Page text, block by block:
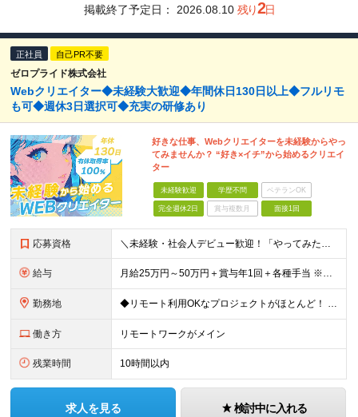
掲載終了予定日： 2026.08.10 残り2日
正社員 自己PR不要
ゼロプライド株式会社
Webクリエイター◆未経験大歓迎◆年間休日130日以上◆フルリモ
も可◆週休3日選択可◆充実の研修あり
好きな仕事、Webクリエイターを未経験からやっ
てみませんか？ “好き×イチ”から始めるクリエイ
ター
未経験歓迎 学歴不問 ベテランOK
完全週休2日 賞与複数月 面接1回
応募資格 ＼未経験・社会人デビュー歓迎！「やってみたい」が志望動機でもOK／ ◆学歴不問 ◎意欲・人柄重視の採用です！ ◎応募にあたって必須の条件はありません！ ┗社会人経験がない ┗ブランクがある という方
給与 月給25万円～50万円＋賞与年1回＋各種手当 ※経験・能力などを考慮の上、決定いたします ※月給には固定残業代（月1万5691円/9時間分）を含みます ┗超過分は別途支給 ┗残業が0時間の場合も全額
勤務地 ◆リモート利用OKなプロジェクトがほとんど！ ◆フルリモート（完全在宅）OKなプロジェクトも！ ◆週休3日の案件もあり！ ☆★全国で採用中★☆ 本社（東京都港区）または 全国47都道府県の プロジェ
働き方 リモートワークがメイン
残業時間 10時間以内
求人を見る 検討中に入れる